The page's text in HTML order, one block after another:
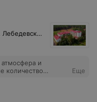
Минская обл, Молодечненский р-н, Лебедевский с-с, 33
и
количество
и, конечно
Еще